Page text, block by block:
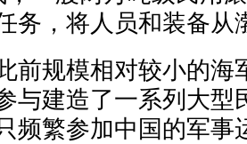
务，将人员和装备从
规模相对较小的海
与建造了一系列大型
频繁参加中国的军事